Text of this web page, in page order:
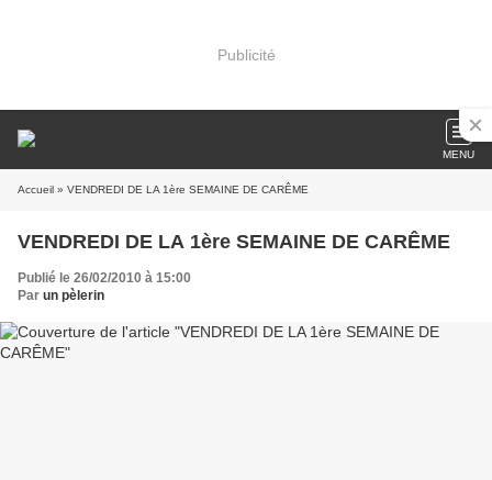
Publicité
MENU
Accueil » VENDREDI DE LA 1ère SEMAINE DE CARÊME
VENDREDI DE LA 1ère SEMAINE DE CARÊME
Publié le 26/02/2010 à 15:00
Par un pèlerin